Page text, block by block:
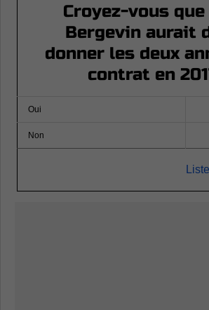
Croyez-vous
Bergevin aurait
donner les deux
contrat en
Oui
Non